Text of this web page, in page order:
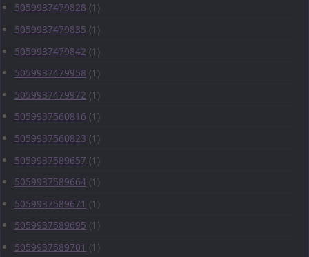
5059937479828 (1)
5059937479835 (1)
5059937479842 (1)
5059937479958 (1)
5059937479972 (1)
5059937560816 (1)
5059937560823 (1)
5059937589657 (1)
5059937589664 (1)
5059937589671 (1)
5059937589695 (1)
5059937589701 (1)